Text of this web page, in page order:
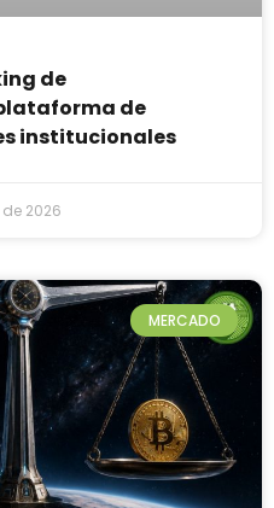
de
de
institucionales
2026
MERCADO